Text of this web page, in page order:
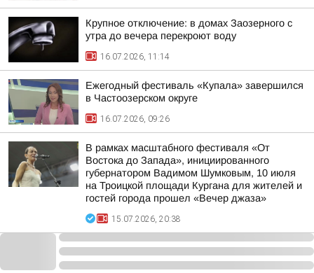
Крупное отключение: в домах Заозерного с
утра до вечера перекроют воду
16.07.2026, 11:14
Ежегодный фестиваль «Купала» завершился
в Частоозерском округе
16.07.2026, 09:26
В рамках масштабного фестиваля «От
Востока до Запада», инициированного
губернатором Вадимом Шумковым, 10 июля
на Троицкой площади Кургана для жителей и
гостей города прошел «Вечер джаза»
15.07.2026, 20:38